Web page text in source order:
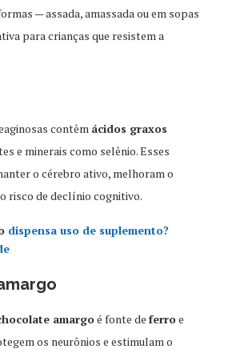
— assada, amassada ou em sopas
para crianças que resistem a
contêm ácidos graxos
e minerais como selênio. Esses
o cérebro ativo, melhoram o
risco de declínio cognitivo.
dispensa uso de suplemento?
amargoé fonte de ferroe
os neurônios e estimulam o